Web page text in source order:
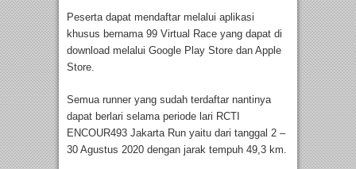
Peserta dapat mendaftar melalui aplikasi
khusus bernama 99 Virtual Race yang dapat di
download melalui Google Play Store dan Apple
Store.
Semua runner yang sudah terdaftar nantinya
dapat berlari selama periode lari RCTI
ENCOUR493 Jakarta Run yaitu dari tanggal 2 –
30 Agustus 2020 dengan jarak tempuh 49,3 km.